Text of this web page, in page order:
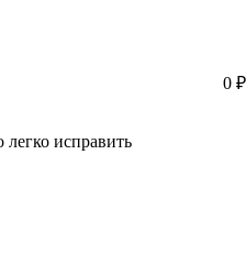
0 ₽
легко исправить